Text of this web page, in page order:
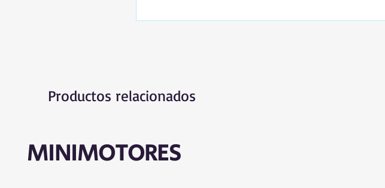
Productos relacionados
MINIMOTORES